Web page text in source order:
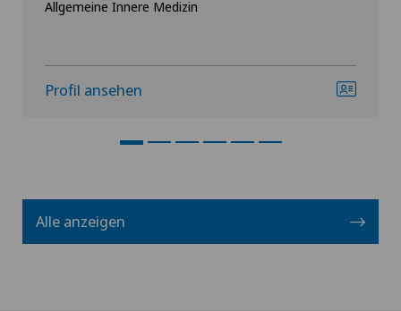
Allgemeine Innere Medizin
Profil ansehen
Alle anzeigen